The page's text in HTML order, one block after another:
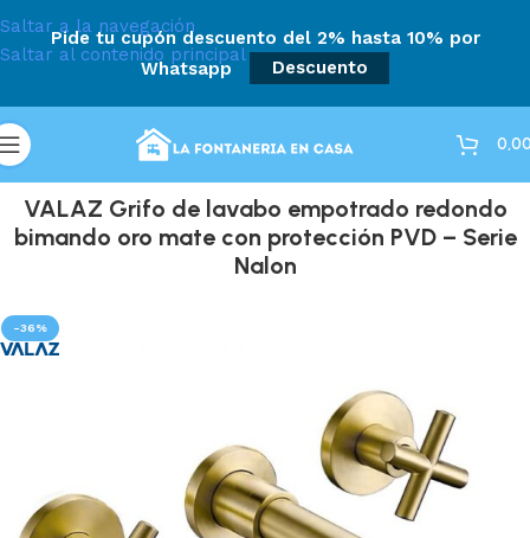
Saltar a la navegación
Saltar al contenido principal
Pide tu cupón descuento del 2% hasta 10% por
Whatsapp
Descuento
VALAZ Grifo de lavabo empotrado redondo
bimando oro mate con protección PVD – Serie
Nalon
-36%